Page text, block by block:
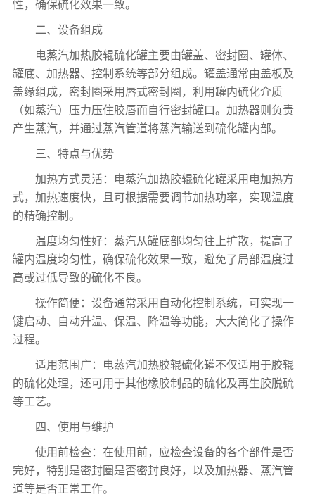
性，确保硫化效果一致。
二、设备组成
电蒸汽加热胶辊硫化罐主要由罐盖、密封圈、罐体、
罐底、加热器、控制系统等部分组成。罐盖通常由盖板及
盖缘组成，密封圈采用唇式密封圈，利用罐内硫化介质
（如蒸汽）压力压住胶唇而自行密封罐口。加热器则负责
产生蒸汽，并通过蒸汽管道将蒸汽输送到硫化罐内部。
三、特点与优势
加热方式灵活：电蒸汽加热胶辊硫化罐采用电加热方
式，加热速度快，且可根据需要调节加热功率，实现温度
的精确控制。
温度均匀性好：蒸汽从罐底部均匀往上扩散，提高了
罐内温度均匀性，确保硫化效果一致，避免了局部温度过
高或过低导致的硫化不良。
操作简便：设备通常采用自动化控制系统，可实现一
键启动、自动升温、保温、降温等功能，大大简化了操作
过程。
适用范围广：电蒸汽加热胶辊硫化罐不仅适用于胶辊
的硫化处理，还可用于其他橡胶制品的硫化及再生胶脱硫
等工艺。
四、使用与维护
使用前检查：在使用前，应检查设备的各个部件是否
完好，特别是密封圈是否密封良好，以及加热器、蒸汽管
道等是否正常工作。